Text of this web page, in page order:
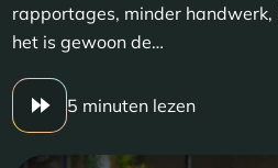
rapportages, minder
het is gewoon de…
5 minuten lezen